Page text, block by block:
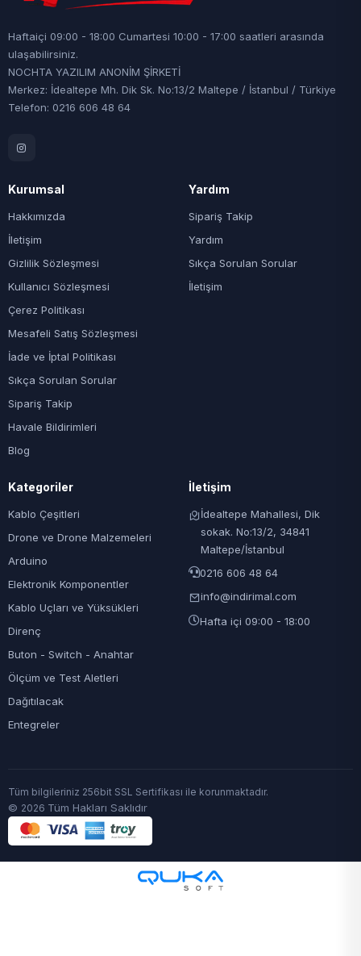
Haftaiçi 09:00 - 18:00 Cumartesi 10:00 - 17:00 saatleri arasında
ulaşabilirsiniz.
NOCHTA YAZILIM ANONİM ŞİRKETİ
Merkez: İdealtepe Mh. Dik Sk. No:13/2 Maltepe / İstanbul / Türkiye
Telefon: 0216 606 48 64
Kurumsal
Hakkımızda
İletişim
Gizlilik Sözleşmesi
Kullanıcı Sözleşmesi
Çerez Politikası
Mesafeli Satış Sözleşmesi
İade ve İptal Politikası
Sıkça Sorulan Sorular
Sipariş Takip
Havale Bildirimleri
Blog
Yardım
Sipariş Takip
Yardım
Sıkça Sorulan Sorular
İletişim
Kategoriler
Kablo Çeşitleri
Drone ve Drone Malzemeleri
Arduino
Elektronik Komponentler
Kablo Uçları ve Yüksükleri
Direnç
Buton - Switch - Anahtar
Ölçüm ve Test Aletleri
Dağıtılacak
Entegreler
İletişim
İdealtepe Mahallesi, Dik
sokak. No:13/2, 34841
Maltepe/İstanbul
0216 606 48 64
info@indirimal.com
Hafta içi 09:00 - 18:00
Tüm bilgileriniz 256bit SSL Sertifikası ile korunmaktadır.
© 2026 Tüm Hakları Saklıdır